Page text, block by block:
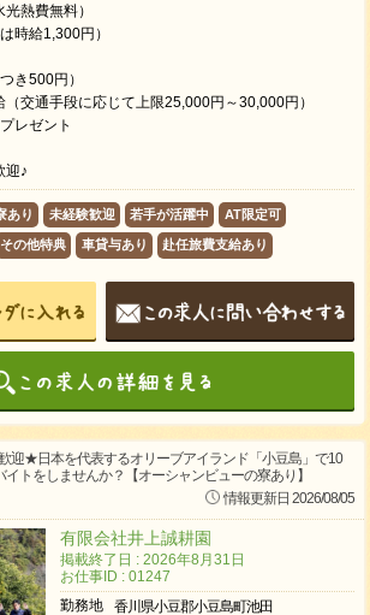
熱費無料）
時給1,300円）
き500円）
交通手段に応じて上限25,000円～30,000円）
レゼント
迎♪
あり 未経験歓迎 若手が活躍中 AT限定可
その他特典 車貸与あり 赴任旅費支給あり
迎★日本を代表するオリーブアイランド「小豆島」で10
トをしませんか？【オーシャンビューの寮あり】
情報更新日 2026/08/05
有限会社井上誠耕園
掲載終了日 : 2026年8月31日
お仕事ID : 01247
勤務地
香川県小豆郡小豆島町池田